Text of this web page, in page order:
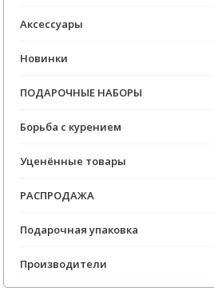
Аксессуары
Новинки
ПОДАРОЧНЫЕ НАБОРЫ
Борьба с курением
Уценённые товары
РАСПРОДАЖА
Подарочная упаковка
Производители